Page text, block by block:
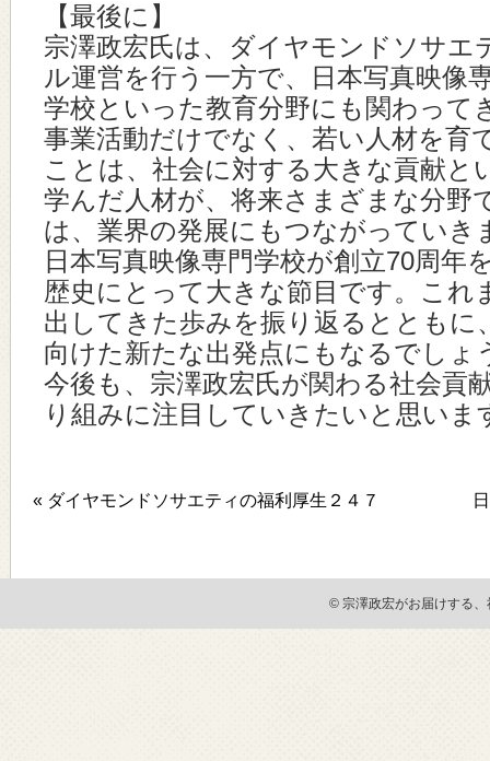
【最後に】
宗澤政宏氏は、ダイヤモンドソサエ
ル運営を行う一方で、日本写真映像
学校といった教育分野にも関わって
事業活動だけでなく、若い人材を育
ことは、社会に対する大きな貢献と
学んだ人材が、将来さまざまな分野
は、業界の発展にもつながっていき
日本写真映像専門学校が創立70周年
歴史にとって大きな節目です。これ
出してきた歩みを振り返るとともに
向けた新たな出発点にもなるでしょ
今後も、宗澤政宏氏が関わる社会貢
り組みに注目していきたいと思いま
« ダイヤモンドソサエティの福利厚生２４７
© 宗澤政宏がお届けする